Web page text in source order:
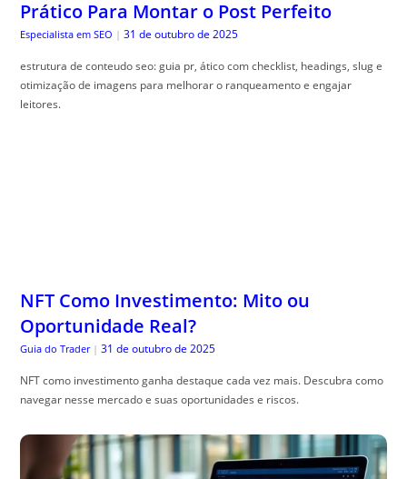
Prático Para Montar o Post Perfeito
Especialista em SEO | 31 de outubro de 2025
estrutura de conteudo seo: guia pr, ático com checklist, headings, slug e
otimização de imagens para melhorar o ranqueamento e engajar
leitores.
NFT Como Investimento: Mito ou
Oportunidade Real?
Guia do Trader | 31 de outubro de 2025
NFT como investimento ganha destaque cada vez mais. Descubra como
navegar nesse mercado e suas oportunidades e riscos.